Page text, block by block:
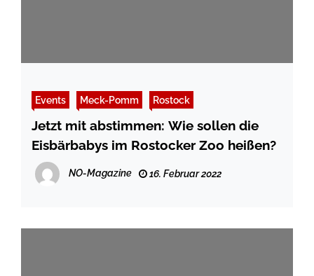
Events Meck-Pomm Rostock
Jetzt mit abstimmen: Wie sollen die
Eisbärbabys im Rostocker Zoo heißen?
NO-Magazine 16. Februar 2022